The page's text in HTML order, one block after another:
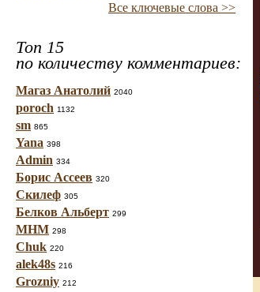
Все ключевые слова >>
Топ 15
по количеству комментариев:
Магаз Анатолий 2040
poroch 1132
sm 865
Yana 398
Admin 334
Борис Ассеев 320
Скилеф 305
Белков Альберт 299
МНМ 298
Chuk 220
alek48s 216
Grozniy 212